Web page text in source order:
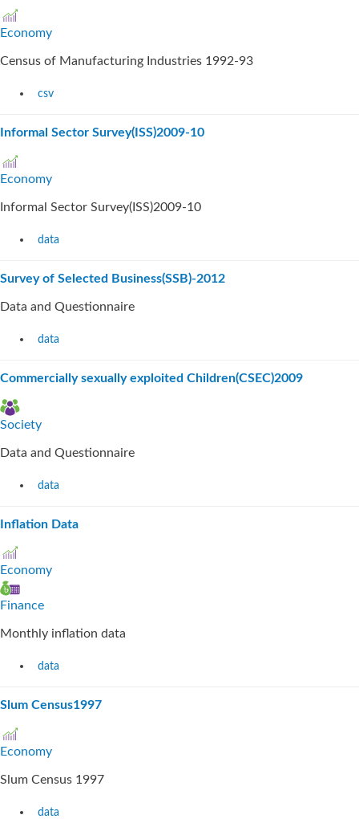
Economy
Census of Manufacturing Industries 1992-93
csv
Informal Sector Survey(ISS)2009-10
Economy
Informal Sector Survey(ISS)2009-10
data
Survey of Selected Business(SSB)-2012
Data and Questionnaire
data
Commercially sexually exploited Children(CSEC)2009
Society
Data and Questionnaire
data
Inflation Data
Economy
Finance
Monthly inflation data
data
Slum Census1997
Economy
Slum Census 1997
data